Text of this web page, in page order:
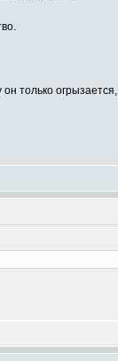
только огрызается,